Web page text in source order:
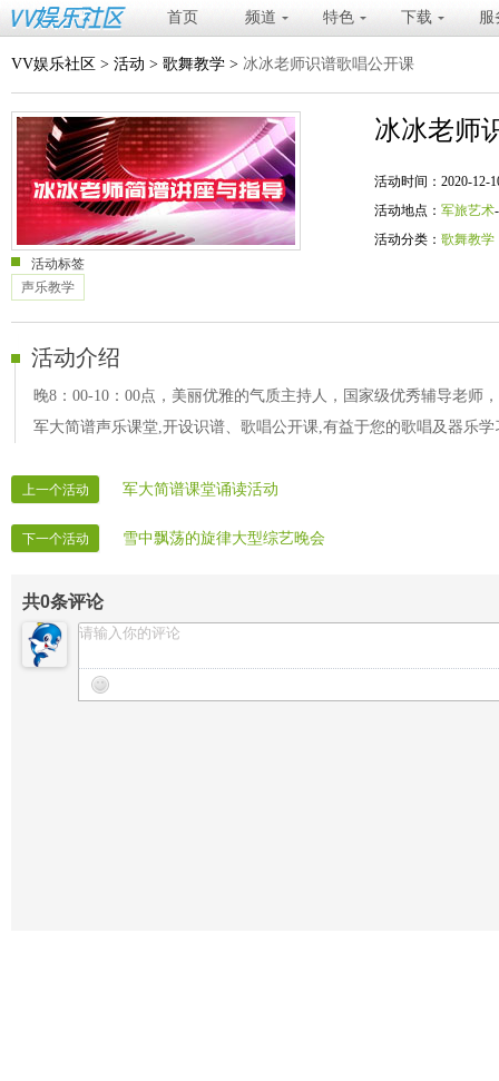
首页 频道 特色 下载 服
VV娱乐社区 > 活动 > 歌舞教学 > 冰冰老师识谱歌唱公开课
冰冰老师
活动时间：2020-12-
活动地点： 军旅艺术
活动分类： 歌舞教学
活动标签
声乐教学
活动介绍
晚8：00-10：00点，美丽优雅的气质主持人，国家级优秀辅导老师
军大简谱声乐课堂,开设识谱、歌唱公开课,有益于您的歌唱及器乐
上一个活动 军大简谱课堂诵读活动
下一个活动 雪中飘荡的旋律大型综艺晚会
共0条评论